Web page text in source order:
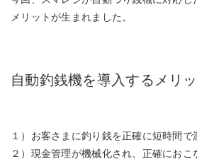
メリットが生まれました。
自動釣銭機を導入するメリ
１）お客さまに釣り銭を正確に短時間で
２）現金管理が機械化され、正確におこ